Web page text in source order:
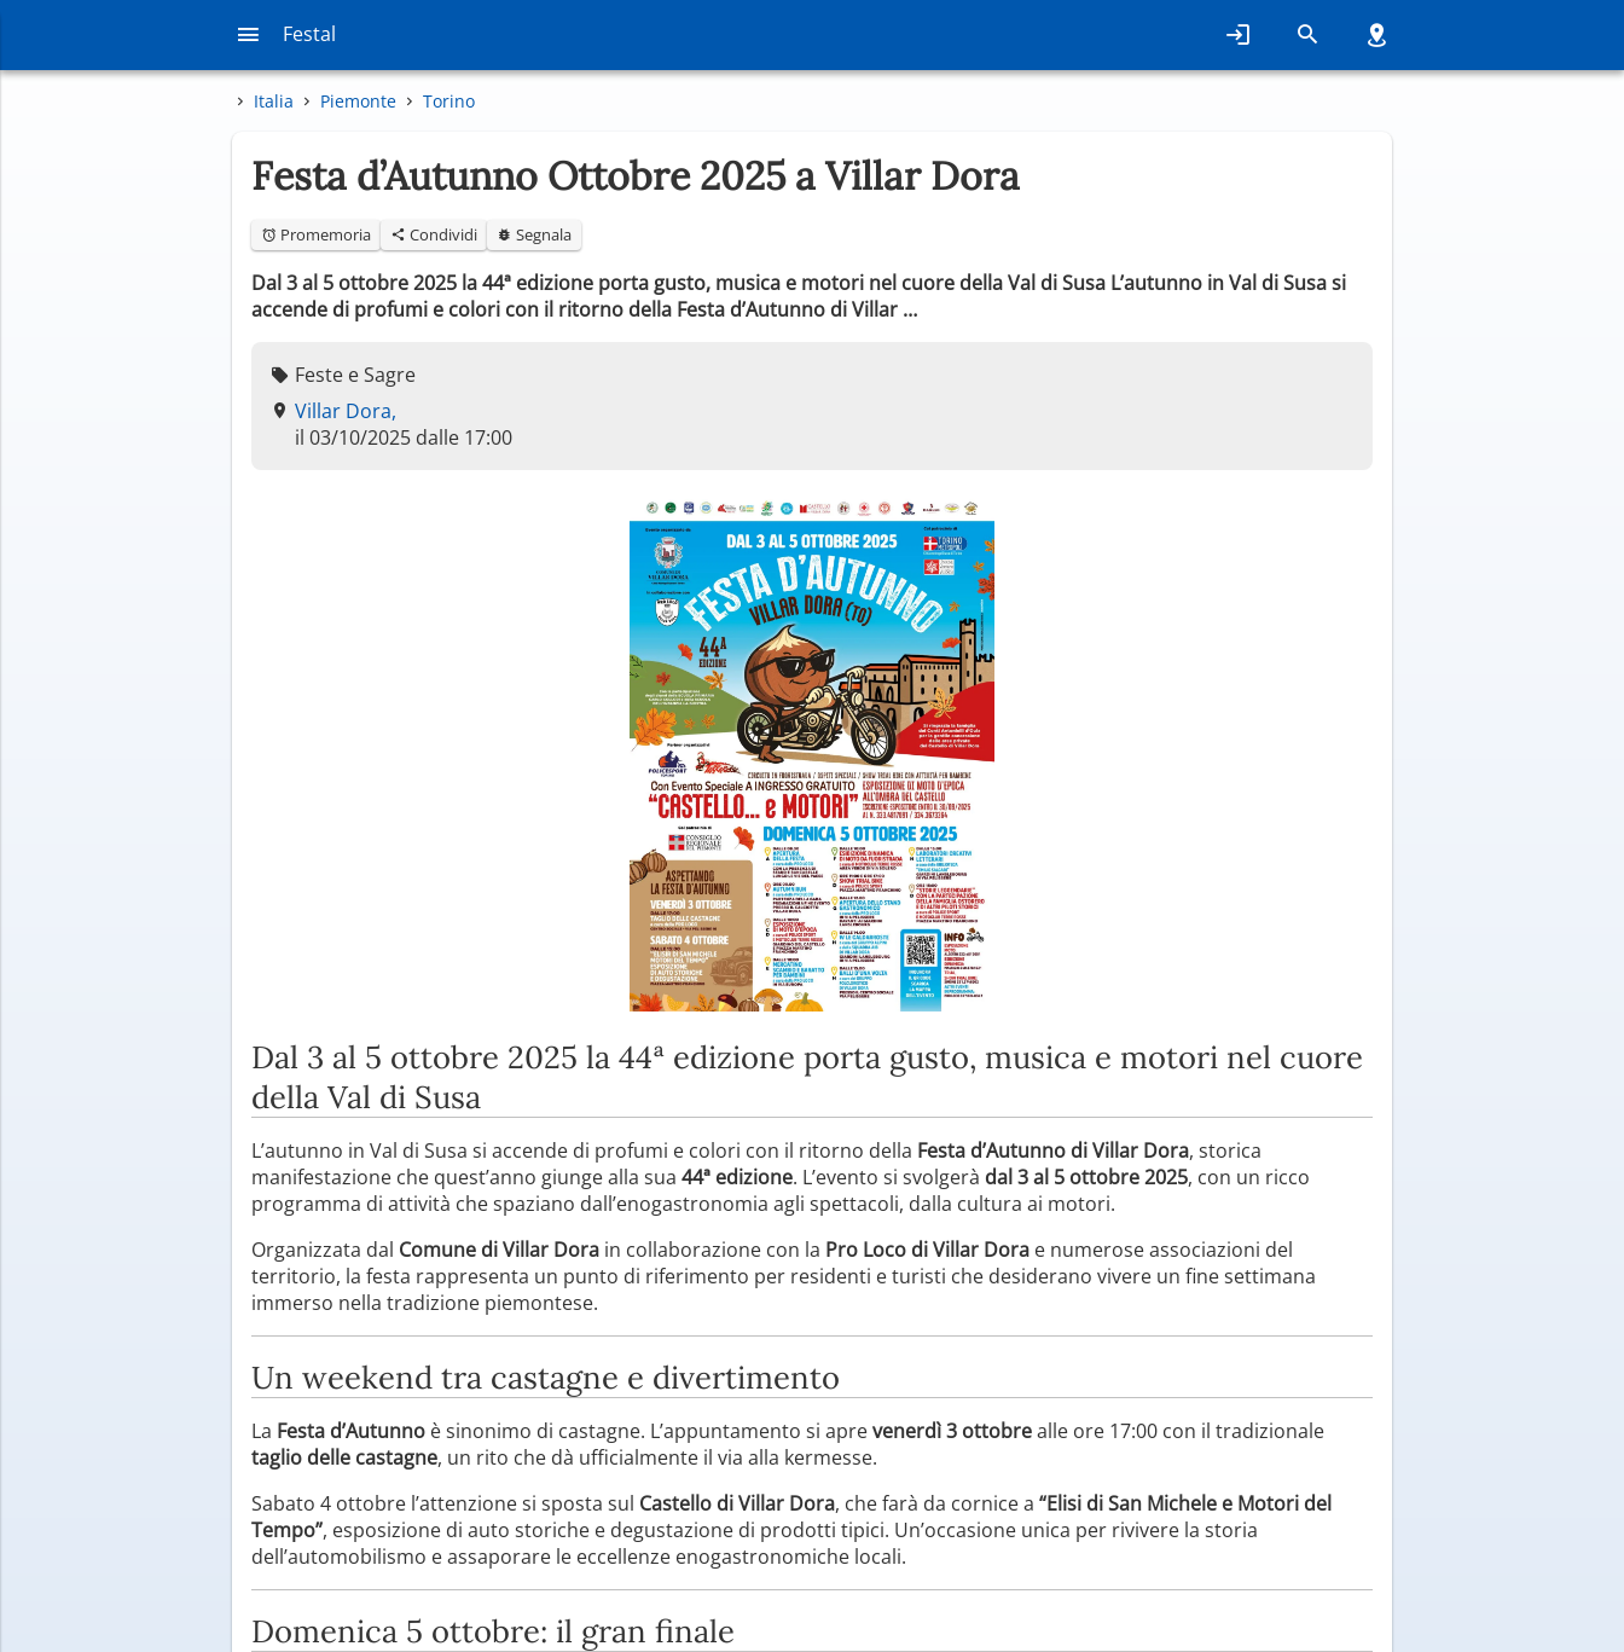
Festal
Italia Piemonte Torino
Festa d’Autunno Ottobre 2025 a Villar Dora
Promemoria Condividi Segnala
Dal 3 al 5 ottobre 2025 la 44ª edizione porta gusto, musica e motori nel cuore della Val di Susa L’autunno in Val di Susa si
accende di profumi e colori con il ritorno della Festa d’Autunno di Villar …
Feste e Sagre
Villar Dora,
il 03/10/2025 dalle 17:00
Dal 3 al 5 ottobre 2025 la 44ª edizione porta gusto, musica e motori nel cuore
della Val di Susa
L’autunno in Val di Susa si accende di profumi e colori con il ritorno della Festa d’Autunno di Villar Dora, storica
manifestazione che quest’anno giunge alla sua 44ª edizione. L’evento si svolgerà dal 3 al 5 ottobre 2025, con un ricco
programma di attività che spaziano dall’enogastronomia agli spettacoli, dalla cultura ai motori.
Organizzata dal Comune di Villar Dora in collaborazione con la Pro Loco di Villar Dora e numerose associazioni del
territorio, la festa rappresenta un punto di riferimento per residenti e turisti che desiderano vivere un fine settimana
immerso nella tradizione piemontese.
Un weekend tra castagne e divertimento
La Festa d’Autunno è sinonimo di castagne. L’appuntamento si aprevenerdì 3 ottobrealle ore 17:00 con il tradizionale
taglio delle castagne, un rito che dà ufficialmente il via alla kermesse.
Sabato 4 ottobre l’attenzione si sposta sul Castello di Villar Dora, che farà da cornice a “Elisi di San Michele e Motori del
Tempo”, esposizione di auto storiche e degustazione di prodotti tipici. Un’occasione unica per rivivere la storia
dell’automobilismo e assaporare le eccellenze enogastronomiche locali.
Domenica 5 ottobre: il gran finale